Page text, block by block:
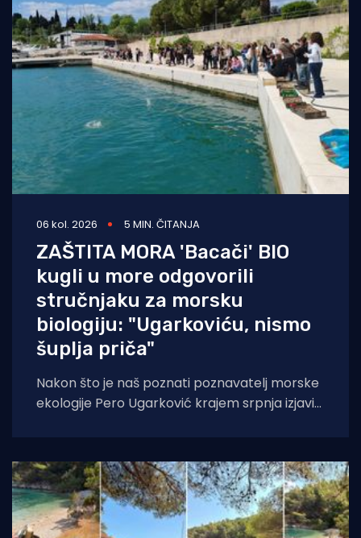
06 kol. 2026 5 MIN. ČITANJA
ZAŠTITA MORA 'Bacači' BIO
kugli u more odgovorili
stručnjaku za morsku
biologiju: "Ugarkoviću, nismo
šuplja priča"
Nakon što je naš poznati poznavatelj morske
ekologije Pero Ugarković krajem srpnja izjavio